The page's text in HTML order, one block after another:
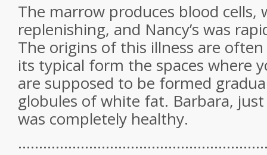
The marrow produces blood cells,
replenishing, and Nancy’s was
The origins of this illness are
its typical form the spaces where
are supposed to be formed
globules of white fat. Barbara,
was completely healthy.